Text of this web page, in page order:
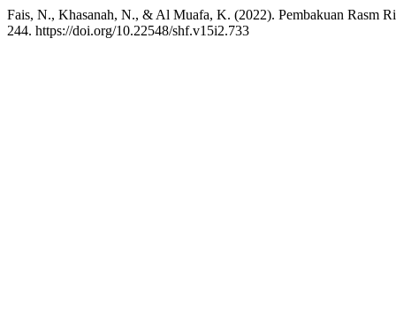
Fais, N., Khasanah, N., & Al Muafa, K. (2022). Pembakuan Rasm
244. https://doi.org/10.22548/shf.v15i2.733